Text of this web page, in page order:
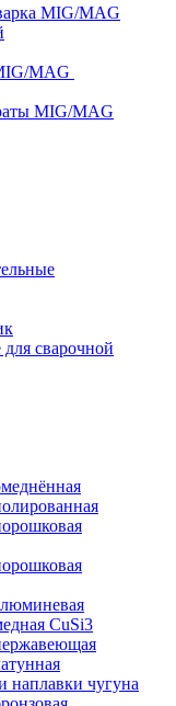
MIG/MAG
MAG
MIG/MAG
сварочной
CuSi3
наплавки чугуна